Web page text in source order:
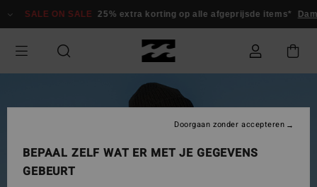
naar
SALE ON SALE 25% extra korting op alle afgeprijsde items*
BEPAAL ZELF WAT ER MET JE GEGEVENS
GEBEURT
Doorgaan zonder accepteren